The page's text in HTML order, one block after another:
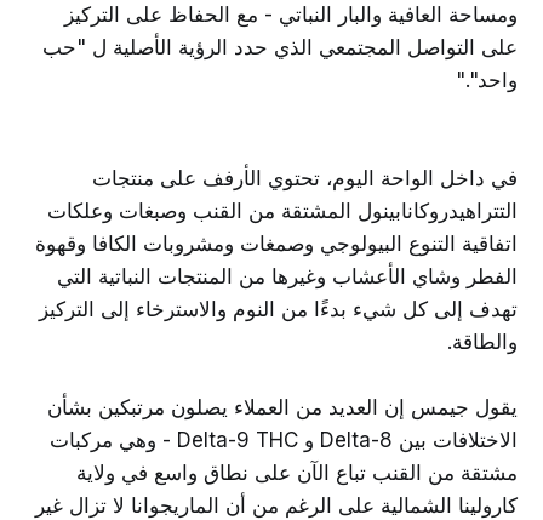
ومساحة العافية والبار النباتي - مع الحفاظ على التركيز
على التواصل المجتمعي الذي حدد الرؤية الأصلية ل "حب
واحد"."
في داخل الواحة اليوم، تحتوي الأرفف على منتجات
التتراهيدروكانابينول المشتقة من القنب وصبغات وعلكات
اتفاقية التنوع البيولوجي وصمغات ومشروبات الكافا وقهوة
الفطر وشاي الأعشاب وغيرها من المنتجات النباتية التي
تهدف إلى كل شيء بدءًا من النوم والاسترخاء إلى التركيز
والطاقة.
يقول جيمس إن العديد من العملاء يصلون مرتبكين بشأن
الاختلافات بين Delta-8 و Delta-9 THC - وهي مركبات
مشتقة من القنب تباع الآن على نطاق واسع في ولاية
كارولينا الشمالية على الرغم من أن الماريجوانا لا تزال غير